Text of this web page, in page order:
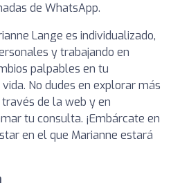
de WhatsApp.
Lange es individualizado,
y trabajando en
palpables en tu
No dudes en explorar más
de la web y en
tu consulta. ¡Embárcate en
en el que Marianne estará